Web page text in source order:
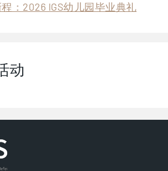
：2026 IGS幼儿园毕业典礼
动